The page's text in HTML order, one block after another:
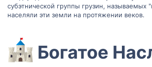
субэтнической группы грузин, называемых
населяли эти земли на протяжении веков.
Богатое